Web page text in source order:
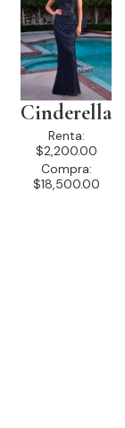
Cinderella
Renta:
$2,200.00
Compra:
$18,500.00